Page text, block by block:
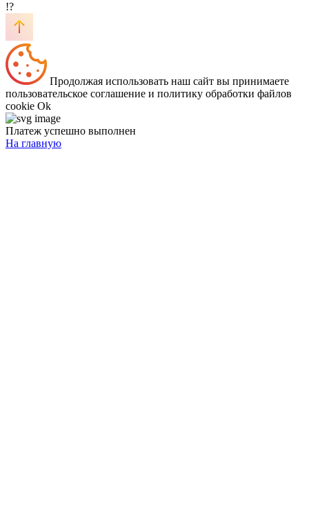
!?
Продолжая использовать наш сайт вы принимаете
пользовательское соглашение и политику обработки файлов
cookie Ok
Платеж успешно выполнен
На главную